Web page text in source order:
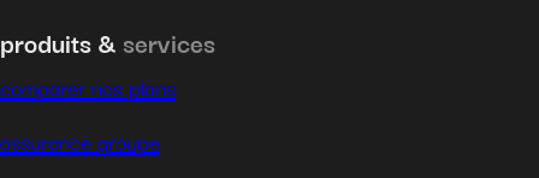
produits & services
comparer nos plans
assurance groupe